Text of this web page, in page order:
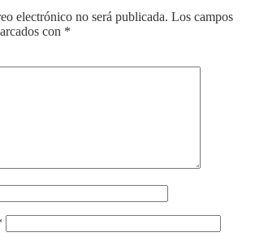
electrónico no será publicada. Los campos
con *